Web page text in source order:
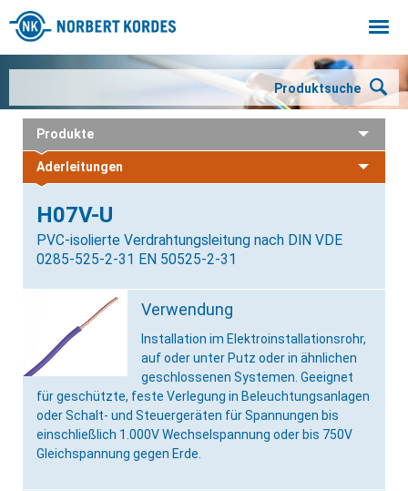
Produktsuche
Produkte
Aderleitungen
H07V-U
PVC-isolierte Verdrahtungsleitung nach DIN VDE
0285-525-2-31 EN 50525-2-31
Verwendung
Installation im Elektroinstallationsrohr,
auf oder unter Putz oder in ähnlichen
geschlossenen Systemen. Geeignet
für geschützte, feste Verlegung in Beleuchtungsanlagen
oder Schalt- und Steuergeräten für Spannungen bis
einschließlich 1.000V Wechselspannung oder bis 750V
Gleichspannung gegen Erde.